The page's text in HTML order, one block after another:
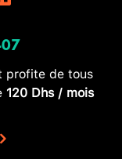
profite de tous
120 Dhs / mois